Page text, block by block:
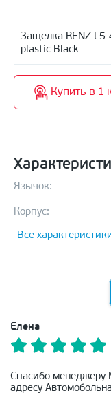
Защелка RENZ L5-
plastic Black
Купить в 1
Язычок:
Корпус:
Все
Елена
Спасибо менеджеру
адресу